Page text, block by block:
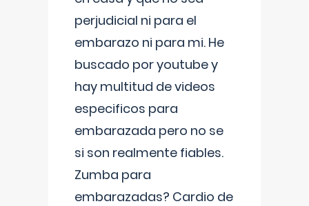
perjudicial ni para el
embarazo ni para mi. He
buscado por youtube y
hay multitud de videos
especificos para
embarazada pero no se
si son realmente fiables.
Zumba para
embarazadas? Cardio de